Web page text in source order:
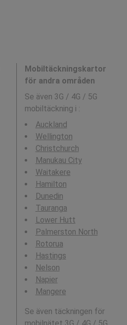
Mobiltäckningskartor
för andra områden
Se även 3G / 4G / 5G
mobiltäckning i :
Auckland
Wellington
Christchurch
Manukau City
Waitakere
Hamilton
Dunedin
Tauranga
Lower Hutt
Palmerston North
Rotorua
Hastings
Nelson
Napier
Mangere
Se även täckningen för